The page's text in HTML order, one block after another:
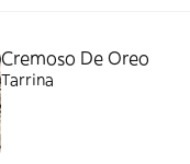
Cremoso De Oreo
Tarrina